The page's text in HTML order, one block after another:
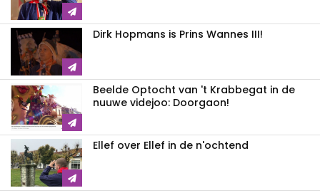
Dirk Hopmans is Prins Wannes III!
Beelde Optocht van 't Krabbegat in de
nuuwe videjoo: Doorgaon!
Ellef over Ellef in de n'ochtend